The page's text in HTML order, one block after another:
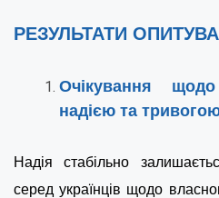
РЕЗУЛЬТАТИ
Очікування
надією та
Надія стабільно
серед українців щодо